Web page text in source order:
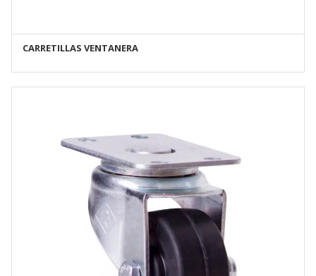
AÑADIR AL CARRITO
CARRETILLAS VENTANERA